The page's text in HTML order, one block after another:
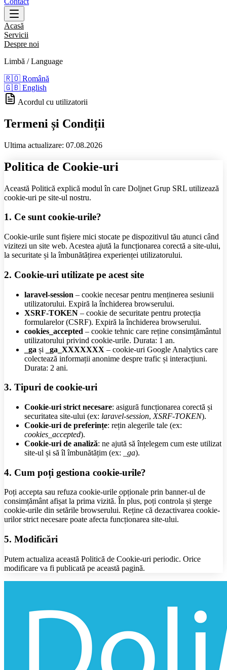
Acasă
Servicii
Despre noi
Limbă / Language
🇷🇴 Română
🇬🇧 English
Acordul cu utilizatorii
Termeni și Condiții
Ultima actualizare: 07.08.2026
Politica de Cookie-uri
Această Politică explică modul în care Doljnet Grup SRL utilizează
cookie-uri pe site-ul nostru.
1. Ce sunt cookie-urile?
Cookie-urile sunt fișiere mici stocate pe dispozitivul tău atunci când
vizitezi un site web. Acestea ajută la funcționarea corectă a site-ului,
la securitate și la îmbunătățirea experienței utilizatorului.
2. Cookie-uri utilizate pe acest site
laravel-session – cookie necesar pentru menținerea sesiunii
utilizatorului. Expiră la închiderea browserului.
XSRF-TOKEN – cookie de securitate pentru protecția
formularelor (CSRF). Expiră la închiderea browserului.
cookies_accepted – cookie tehnic care reține consimțământul
utilizatorului privind cookie-urile. Durata: 1 an.
_ga și _ga_XXXXXXX – cookie-uri Google Analytics care
colectează informații anonime despre trafic și interacțiuni.
Durata: 2 ani.
3. Tipuri de cookie-uri
Cookie-uri strict necesare: asigură funcționarea corectă și
securitatea site-ului (ex: laravel-session, XSRF-TOKEN).
Cookie-uri de preferințe: rețin alegerile tale (ex:
cookies_accepted).
Cookie-uri de analiză: ne ajută să înțelegem cum este utilizat
site-ul și să îl îmbunătățim (ex:
_ga).
4. Cum poți gestiona cookie-urile?
Poți accepta sau refuza cookie-urile opționale prin banner-ul de
consimțământ afișat la prima vizită. În plus, poți controla și șterge
cookie-urile din setările browserului. Reține că dezactivarea cookie-
urilor strict necesare poate afecta funcționarea site-ului.
5. Modificări
Putem actualiza această Politică de Cookie-uri periodic. Orice
modificare va fi publicată pe această pagină.